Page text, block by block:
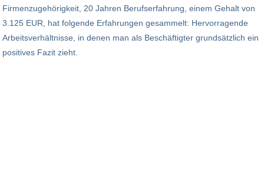
Firmenzugehörigkeit, 20 Jahren Berufserfahrung, einem Gehalt von
3.125 EUR, hat folgende Erfahrungen gesammelt: Hervorragende
Arbeitsverhältnisse, in denen man als Beschäftigter grundsätzlich ein
positives Fazit zieht.